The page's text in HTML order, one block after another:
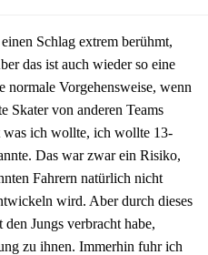
Schlag extrem berühmt,
das ist auch wieder so eine
normale Vorgehensweise, wenn
Skater von anderen Teams
was ich wollte, ich wollte 13-
Das war zwar ein Risiko,
Fahrern natürlich nicht
wird. Aber durch dieses
Jungs verbracht habe,
zu ihnen. Immerhin fuhr ich